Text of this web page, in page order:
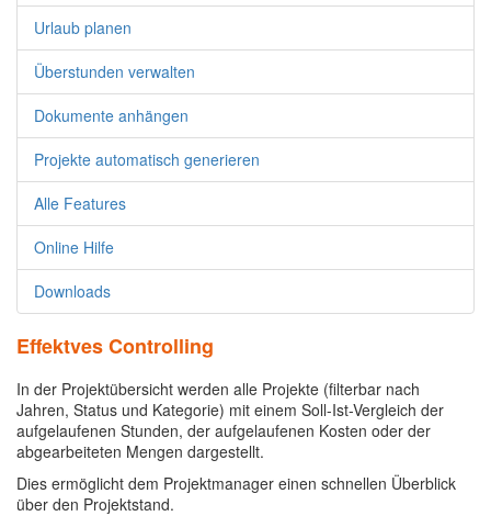
Urlaub planen
Überstunden verwalten
Dokumente anhängen
Projekte automatisch generieren
Alle Features
Online Hilfe
Downloads
Effektves Controlling
In der Projektübersicht werden alle Projekte (filterbar nach
Jahren, Status und Kategorie) mit einem Soll-Ist-Vergleich der
aufgelaufenen Stunden, der aufgelaufenen Kosten oder der
abgearbeiteten Mengen dargestellt.
Dies ermöglicht dem Projektmanager einen schnellen Überblick
über den Projektstand.